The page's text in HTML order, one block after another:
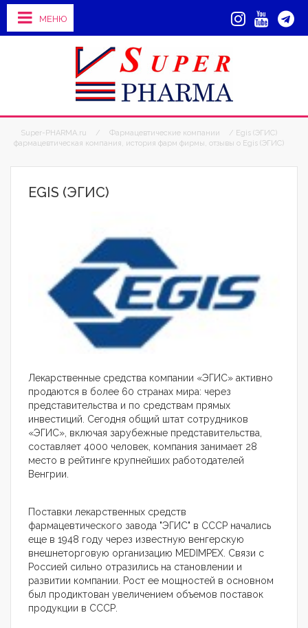
МЕНЮ
Super-PHARMA.ru / Фармацевтические компании
/ Egis (ЭГИС)
фармацевтическая компания, история фарм фирмы, отзывы о Egis (ЭГИС)
EGIS (ЭГИС)
Лекарственные средства компании «ЭГИС» активно
продаются в более 60 странах мира: через
представительства и по средствам прямых
инвестиций. Сегодня общий штат сотрудников
«ЭГИС», включая зарубежные представительства,
составляет 4000 человек, компания занимает 28
место в рейтинге крупнейших работодателей
Венгрии.
Поставки лекарственных средств
фармацевтического завода "ЭГИС" в СССР начались
еще в 1948 году через известную венгерскую
внешнеторговую организацию MEDIMPEX. Связи с
Россией сильно отразились на становлении и
развитии компании. Рост ее мощностей в основном
был продиктован увеличением объемов поставок
продукции в СССР.